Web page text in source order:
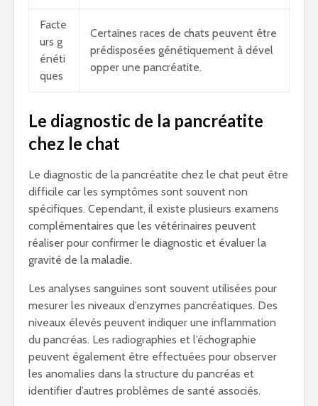
Facte
urs g
énéti
ques
Certaines races de chats peuvent être
prédisposées génétiquement à dével
opper une pancréatite.
Le diagnostic de la pancréatite
chez le chat
Le diagnostic de la pancréatite chez le chat peut être
difficile car les symptômes sont souvent non
spécifiques. Cependant, il existe plusieurs examens
complémentaires que les vétérinaires peuvent
réaliser pour confirmer le diagnostic et évaluer la
gravité de la maladie.
Les analyses sanguines sont souvent utilisées pour
mesurer les niveaux d’enzymes pancréatiques. Des
niveaux élevés peuvent indiquer une inflammation
du pancréas. Les radiographies et l’échographie
peuvent également être effectuées pour observer
les anomalies dans la structure du pancréas et
identifier d’autres problèmes de santé associés.